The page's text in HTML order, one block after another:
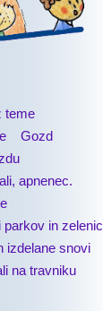
teme
Gozd
apnenec.
parkov in zelenic
izdelane snovi
na travniku